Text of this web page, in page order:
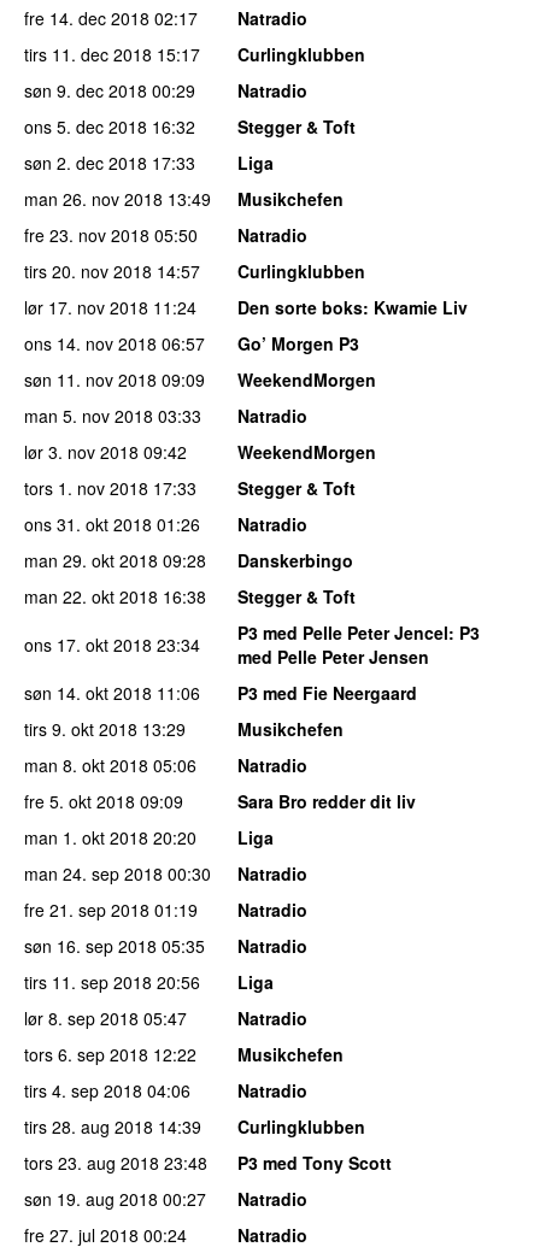
fre 14. dec 2018 02:17
Natradio
tirs 11. dec 2018 15:17
Curlingklubben
søn 9. dec 2018 00:29
Natradio
ons 5. dec 2018 16:32
Stegger & Toft
søn 2. dec 2018 17:33
Liga
man 26. nov 2018 13:49
Musikchefen
fre 23. nov 2018 05:50
Natradio
tirs 20. nov 2018 14:57
Curlingklubben
lør 17. nov 2018 11:24 Den sorte boks: Kwamie Liv
ons 14. nov 2018 06:57
Go’ Morgen P3
søn 11. nov 2018 09:09
WeekendMorgen
man 5. nov 2018 03:33
Natradio
lør 3. nov 2018 09:42
WeekendMorgen
tors 1. nov 2018 17:33
Stegger & Toft
ons 31. okt 2018 01:26
Natradio
man 29. okt 2018 09:28
Danskerbingo
man 22. okt 2018 16:38
Stegger & Toft
ons 17. okt 2018 23:34 P3 med Pelle Peter Jencel: P3
med Pelle Peter Jensen
søn 14. okt 2018 11:06
P3 med Fie Neergaard
tirs 9. okt 2018 13:29
Musikchefen
man 8. okt 2018 05:06
Natradio
fre 5. okt 2018 09:09
Sara Bro redder dit liv
man 1. okt 2018 20:20
Liga
man 24. sep 2018 00:30
Natradio
fre 21. sep 2018 01:19
Natradio
søn 16. sep 2018 05:35
Natradio
tirs 11. sep 2018 20:56
Liga
lør 8. sep 2018 05:47
Natradio
tors 6. sep 2018 12:22
Musikchefen
tirs 4. sep 2018 04:06
Natradio
tirs 28. aug 2018 14:39
Curlingklubben
tors 23. aug 2018 23:48
P3 med Tony Scott
søn 19. aug 2018 00:27
Natradio
fre 27. jul 2018 00:24
Natradio